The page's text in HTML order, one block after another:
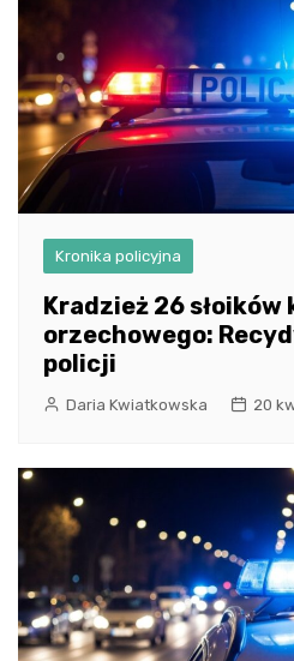
Kronika policyjna
Kradzież 26 słoików
orzechowego:
policji
Daria Kwiatkowska 20